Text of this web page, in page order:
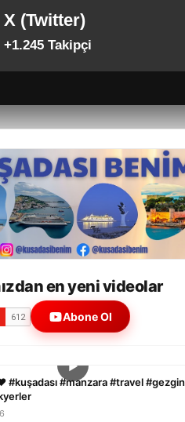
X (Twitter)
+1.245 Takipçi
en yeni videolar
Abone Ol
▶
#kuşadası #manzara #travel #gezgin